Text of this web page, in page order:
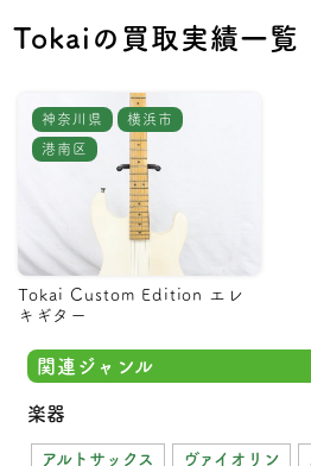
Tokaiの買取実績一覧
神奈川県 横浜市
港南区
Tokai Custom Edition エレ
キギター
関連ジャンル
楽器
アルトサックス ヴァイオリン